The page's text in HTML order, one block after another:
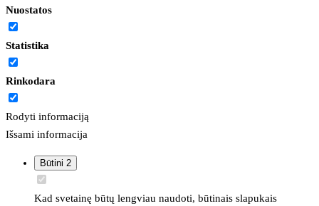
Nuostatos
Statistika
Rinkodara
Rodyti informaciją
Išsami informacija
Būtini 2
Kad svetainę būtų lengviau naudoti, būtinais slapukais